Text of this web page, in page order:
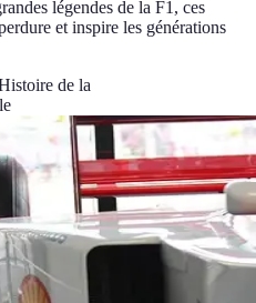
légendes de la F1, ces
et inspire les générations
de la